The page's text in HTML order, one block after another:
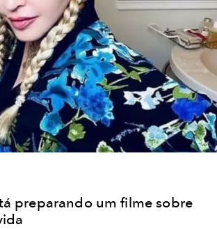
preparando um filme sobre